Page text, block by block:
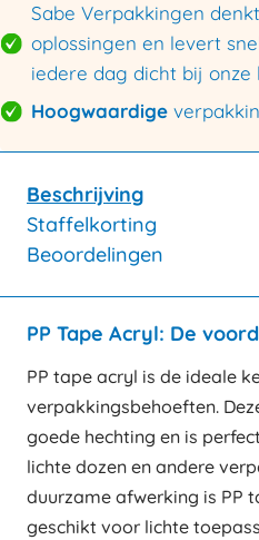
Sabe Verpakkingen
oplossingen en levert
iedere dag dicht bij onze
Hoogwaardige
Beschrijving
Staffelkorting
Beoordelingen
PP Tape Acryl: De
PP tape acryl is de ideale
verpakkingsbehoeften.
goede hechting en is
lichte dozen en andere
duurzame afwerking is PP
geschikt voor lichte